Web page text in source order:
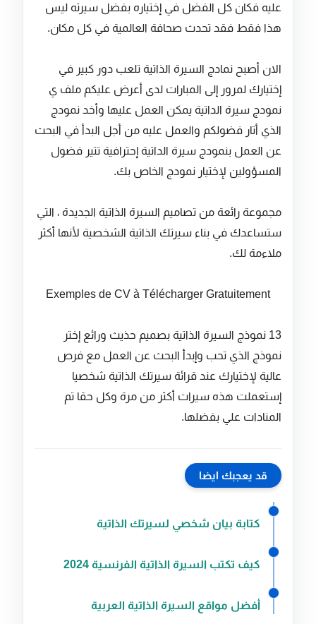
عليه فكان كل الفضل في إختياره بفضل سيرته ليس
هذا فقط فقد تحدث صحافة العالمية في كل مكان.
الان أصبح نمادج السيرة الذاتية تلعب دور كبير في
إختيارك لمرور إلى المبارات لدى أعرض عليكم ملف ي
نمودج سيرة الداتية يمكن العمل عليها وأخد نمودج
الذي أتار فضولكم والعمل عليه من أجل البدأ في البحث
عن العمل بنمودج سيرة الداتية إحترافية تتير فضول
المسؤولين لإختيار نمودج الخاص بك.
مجموعة رائعة من تصاميم السيرة الذاتية الجديدة ، التي
ستساعدك في بناء سيرتك الذاتية الشخصية لأنها أكثر
ملاءمة لك.
Exemples de CV à Télécharger Gratuitement
13 نموذج السيرة الذاتية بصميم حذيث ورائع إختر
نموذج الذي تحب وإبدأ البحث عن العمل مع فرص
عالية لإختيارك عند قرائة سيرتك الذاتية شخصيا
إستعملت هذه سيرات أكثر من مرة وكل حقا تم
المنادات علي بفضلها.
قد يعجبك ايضا
كتابة بيان شخصي لسيرتك الذاتية
كيف تكتب السيرة الذاتية الفرنسية 2024
أفضل مواقع السيرة الذاتية العربية